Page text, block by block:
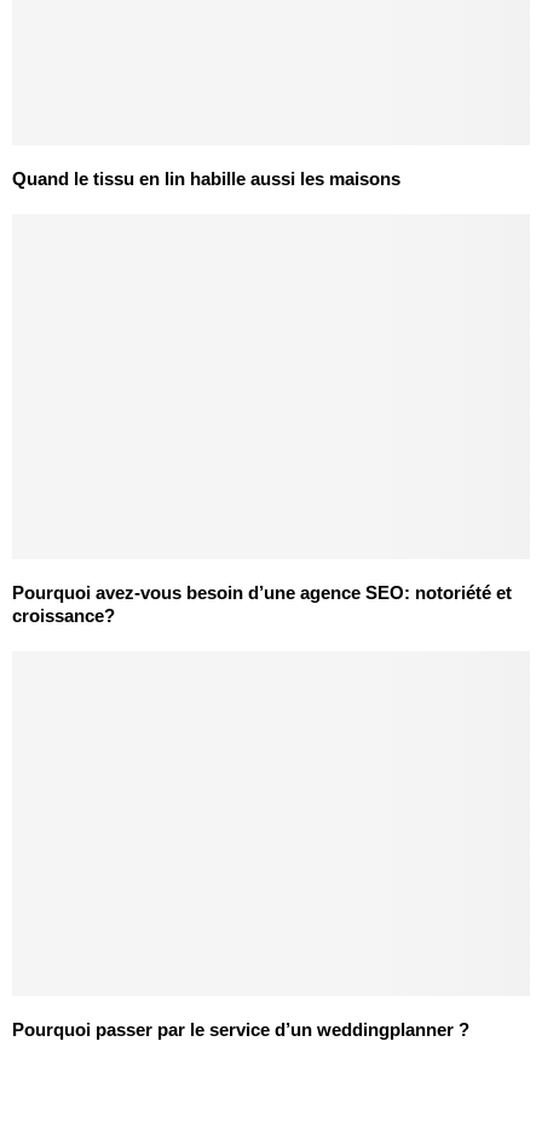
Quand le tissu en lin habille aussi les maisons
Pourquoi avez-vous besoin d’une agence SEO: notoriété et
croissance?
Pourquoi passer par le service d’un weddingplanner ?